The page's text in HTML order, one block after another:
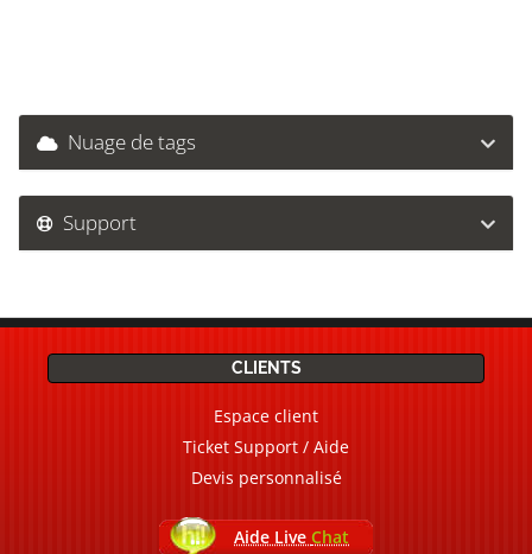
Nuage de tags
Support
CLIENTS
Espace client
Ticket Support / Aide
Devis personnalisé
Aide Live Chat